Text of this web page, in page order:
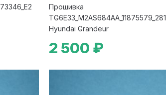
Прошивка
Hyundai Grandeur
2 500 ₽